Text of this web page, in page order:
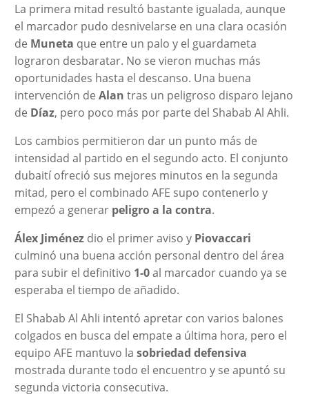
La primera mitad resultó bastante igualada, aunque
el marcador pudo desnivelarse en una clara ocasión
de Muneta que entre un palo y el guardameta
lograron desbaratar. No se vieron muchas más
oportunidades hasta el descanso. Una buena
intervención de Alan tras un peligroso disparo lejano
de Díaz, pero poco más por parte del Shabab Al Ahli.
Los cambios permitieron dar un punto más de
intensidad al partido en el segundo acto. El conjunto
dubaití ofreció sus mejores minutos en la segunda
mitad, pero el combinado AFE supo contenerlo y
empezó a generar peligro a la contra.
Álex Jiménezdio el primer aviso y Piovaccari
culminó una buena acción personal dentro del área
para subir el definitivo 1-0al marcador cuando ya se
esperaba el tiempo de añadido.
El Shabab Al Ahli intentó apretar con varios balones
colgados en busca del empate a última hora, pero el
equipo AFE mantuvo la sobriedad defensiva
mostrada durante todo el encuentro y se apuntó su
segunda victoria consecutiva.